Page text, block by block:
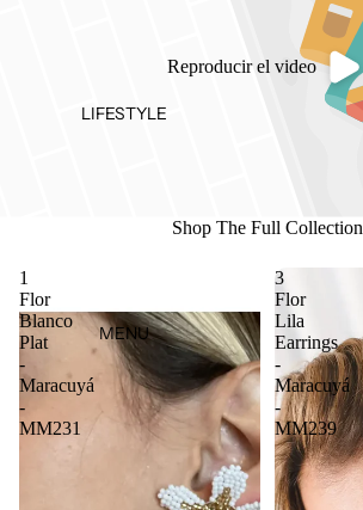
LIFESTYLE
MENU
Reproducir el video
Shop The Full Collection
1
Flor
Blanco
Plat
-
Maracuyá
-
MM231
3
Flor
Lila
Earrings
-
Maracuyá
-
MM239